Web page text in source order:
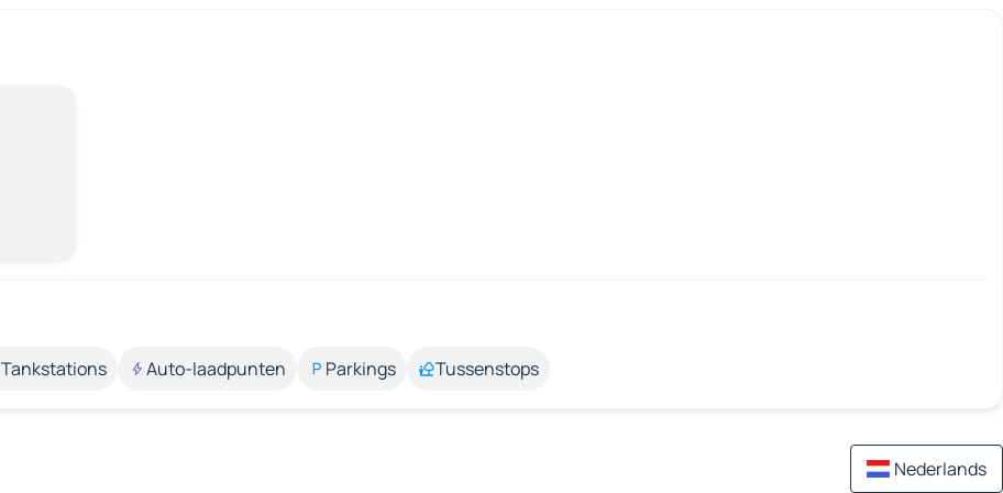
Tankstations Auto-laadpunten Parkings Tussenstops
Nederlands